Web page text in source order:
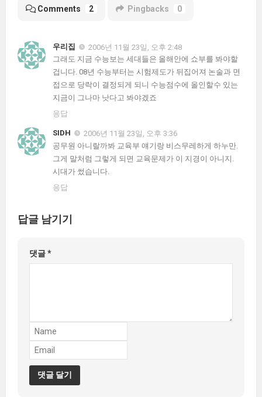
Comments 2 Pingbacks 0
우리집
2006년 11월 23일, 오후 2:48
그래도 지금 수능보는 세대들은 올해안에 쇼부를 봐야할
겁니다. 08년 수능부터는 시험제도가 뒤집어져 논술과 면
접으로 당락이 결정되게 되니 수능점수에 올인할수 있는
지금이 그나마 낫다고 봐야겠죠
응답
SIDH
2006년 11월 23일, 오후 3:36
공무원 아니랄까봐 교육부 얘기랑 비스무레하게 하누만.
그게 말처럼 그렇게 되면 교육문제가 이 지경이 아니지.
시대가 썼습니다.
응답
답글 남기기
댓글*